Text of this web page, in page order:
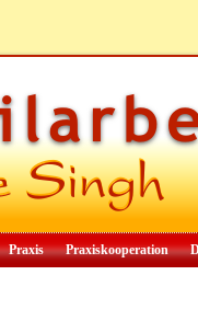
Praxis Praxiskooperation